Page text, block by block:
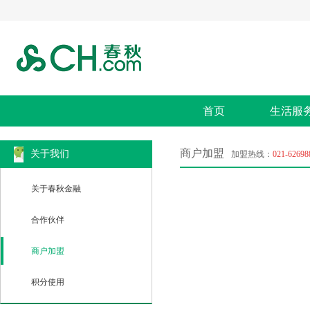
首页 生活服
关于我们
关于春秋金融
合作伙伴
商户加盟
积分使用
商户加盟 加盟热线： 021-